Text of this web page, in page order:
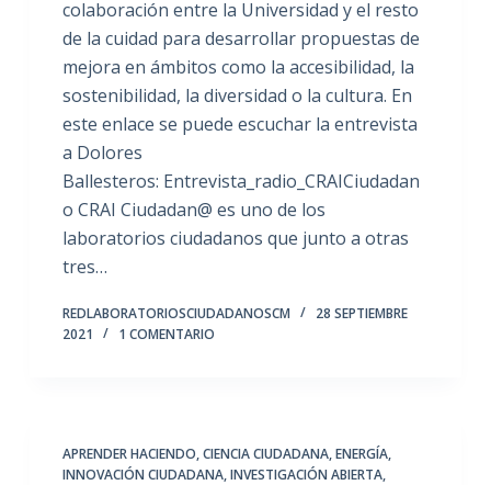
colaboración entre la Universidad y el resto
de la cuidad para desarrollar propuestas de
mejora en ámbitos como la accesibilidad, la
sostenibilidad, la diversidad o la cultura. En
este enlace se puede escuchar la entrevista
a Dolores
Ballesteros: Entrevista_radio_CRAICiudadan
o CRAI Ciudadan@ es uno de los
laboratorios ciudadanos que junto a otras
tres…
REDLABORATORIOSCIUDADANOSCM
28 SEPTIEMBRE
2021
1 COMENTARIO
APRENDER HACIENDO,CIENCIA CIUDADANA,ENERGÍA,
INNOVACIÓN CIUDADANA,INVESTIGACIÓN ABIERTA,